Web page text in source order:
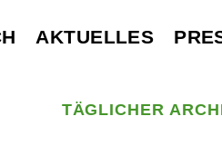
AKTUELLES
TÄGLICHER